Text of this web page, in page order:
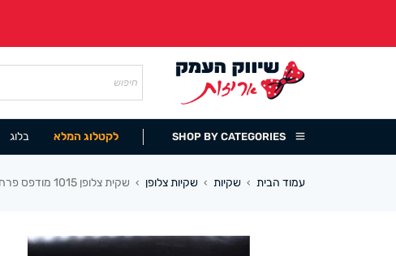
SHOP BY CATEGORIES לקטלוג המלא בלוג
עמוד הבית › שקיות › שקיות צלופן › שקית צלופן 1015 מודפס פרחים (100 במארז)